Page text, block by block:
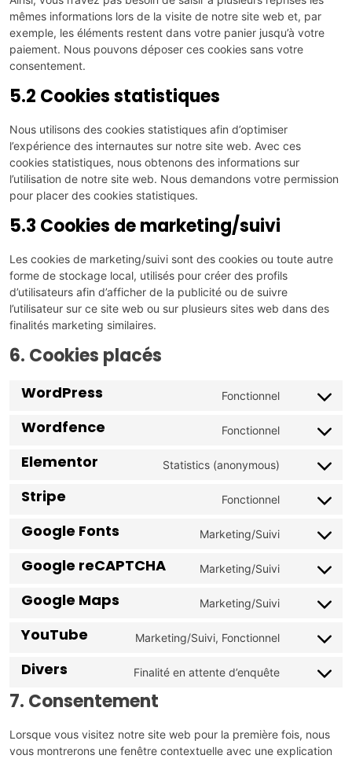
mêmes informations lors de la visite de notre site web et, par
exemple, les éléments restent dans votre panier jusqu’à votre
paiement. Nous pouvons déposer ces cookies sans votre
consentement.
5.2 Cookies statistiques
Nous utilisons des cookies statistiques afin d’optimiser
l’expérience des internautes sur notre site web. Avec ces
cookies statistiques, nous obtenons des informations sur
l’utilisation de notre site web. Nous demandons votre permission
pour placer des cookies statistiques.
5.3 Cookies de marketing/suivi
Les cookies de marketing/suivi sont des cookies ou toute autre
forme de stockage local, utilisés pour créer des profils
d’utilisateurs afin d’afficher de la publicité ou de suivre
l’utilisateur sur ce site web ou sur plusieurs sites web dans des
finalités marketing similaires.
6. Cookies placés
WordPress Fonctionnel
Wordfence Fonctionnel
Elementor Statistics (anonymous)
Stripe Fonctionnel
Google Fonts Marketing/Suivi
Google reCAPTCHA Marketing/Suivi
Google Maps Marketing/Suivi
YouTube Marketing/Suivi, Fonctionnel
Divers Finalité en attente d’enquête
7. Consentement
Lorsque vous visitez notre site web pour la première fois, nous
vous montrerons une fenêtre contextuelle avec une explication